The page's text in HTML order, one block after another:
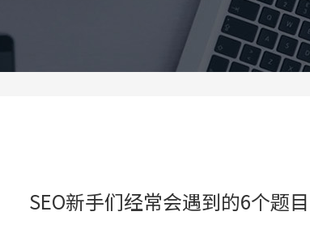
签约湖南三谊医疗科技有限公司达成合作
SEO新手们经常会遇到的6个题目